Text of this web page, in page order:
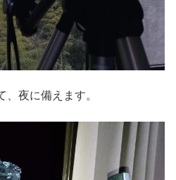
、夜に備えます。